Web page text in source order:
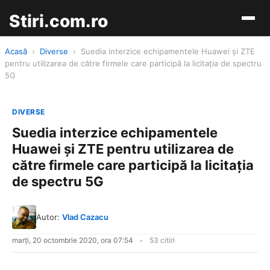
Stiri.com.ro
Acasă › Diverse ›
Suedia interzice echipamentele Huawei și ZTE
pentru utilizarea de către firmele care participă la licitația de spectru
5G
DIVERSE
Suedia interzice echipamentele
Huawei și ZTE pentru utilizarea de
către firmele care participă la licitația
de spectru 5G
Autor: Vlad Cazacu
marți, 20 octombrie 2020, ora 07:54 53 citiri